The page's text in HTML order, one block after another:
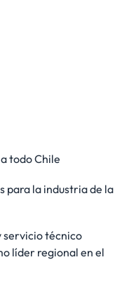
todo Chile
para la industria de la
servicio técnico
líder regional en el